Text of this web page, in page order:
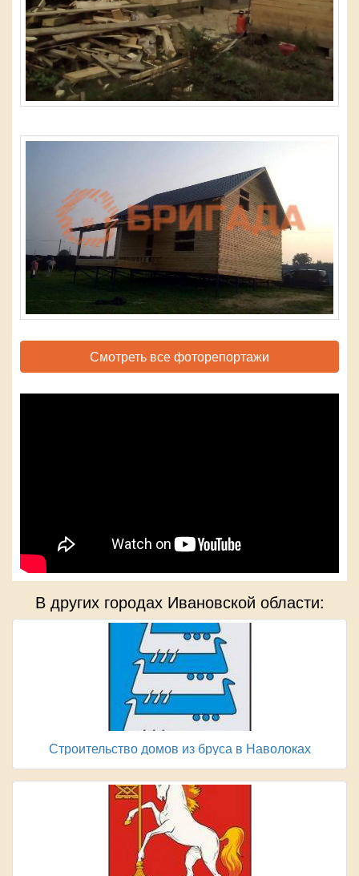
Смотреть все фоторепортажи
В других городах Ивановской области:
Строительство домов из бруса в Наволоках